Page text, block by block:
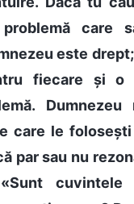
care
este
fiecare și o
care le folosești
par sau nu
cuvintele